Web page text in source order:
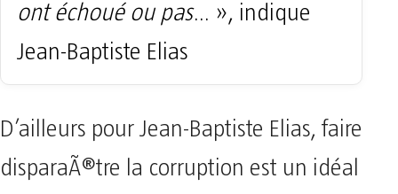
ont échoué ou pas… », indique
Jean-Baptiste Elias
D’ailleurs pour Jean-Baptiste Elias, faire
disparaÃ®tre la corruption est un idéal